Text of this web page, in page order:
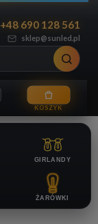
sklep@sunled.pl
+48 690 128 561
GIRLANDY
ŻARÓWKI